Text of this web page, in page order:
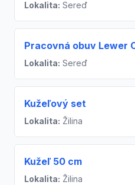
Lokalita: Sereď
Pracovná obuv Lewer
Lokalita: Sereď
Kužeľový set
Lokalita: Žilina
Kužeľ 50 cm
Lokalita: Žilina